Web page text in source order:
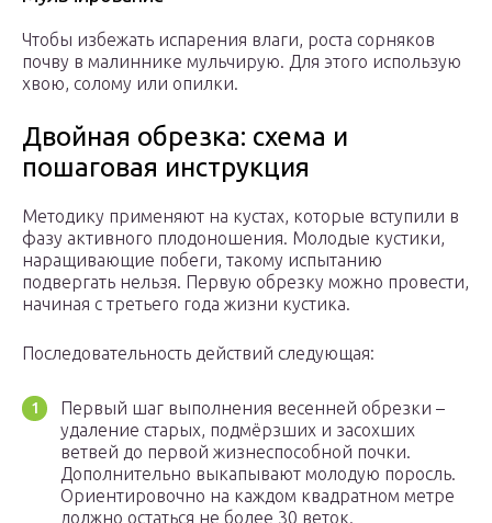
Чтобы избежать испарения влаги, роста сорняков
почву в малиннике мульчирую. Для этого использую
хвою, солому или опилки.
Двойная обрезка: схема и
пошаговая инструкция
Методику применяют на кустах, которые вступили в
фазу активного плодоношения. Молодые кустики,
наращивающие побеги, такому испытанию
подвергать нельзя. Первую обрезку можно провести,
начиная с третьего года жизни кустика.
Последовательность действий следующая:
Первый шаг выполнения весенней обрезки –
удаление старых, подмёрзших и засохших
ветвей до первой жизнеспособной почки.
Дополнительно выкапывают молодую поросль.
Ориентировочно на каждом квадратном метре
должно остаться не более 30 веток.